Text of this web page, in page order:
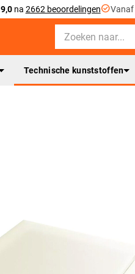
9,0na 2662 beoordelingencheck_circleVanaf
Technische kunststoffen